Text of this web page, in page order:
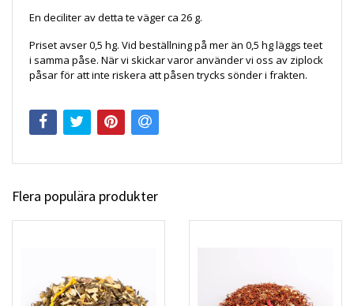
En deciliter av detta te väger ca 26 g.
Priset avser 0,5 hg. Vid beställning på mer än 0,5 hg läggs teet
i samma påse. När vi skickar varor använder vi oss av ziplock
påsar för att inte riskera att påsen trycks sönder i frakten.
Flera populära produkter